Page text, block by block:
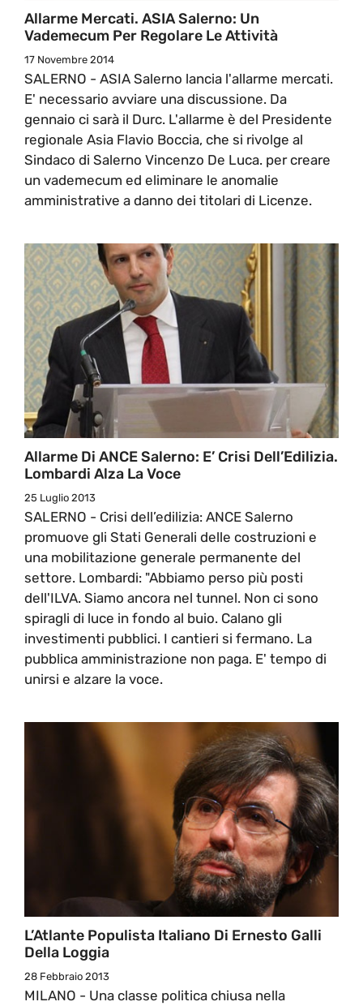
Allarme Mercati. ASIA Salerno: Un
Vademecum Per Regolare Le Attività
17 Novembre 2014
SALERNO - ASIA Salerno lancia l'allarme mercati.
E' necessario avviare una discussione. Da
gennaio ci sarà il Durc. L'allarme è del Presidente
regionale Asia Flavio Boccia, che si rivolge al
Sindaco di Salerno Vincenzo De Luca. per creare
un vademecum ed eliminare le anomalie
amministrative a danno dei titolari di Licenze.
Allarme Di ANCE Salerno: E’ Crisi Dell’Edilizia.
Lombardi Alza La Voce
25 Luglio 2013
SALERNO - Crisi dell’edilizia: ANCE Salerno
promuove gli Stati Generali delle costruzioni e
una mobilitazione generale permanente del
settore. Lombardi: "Abbiamo perso più posti
dell'ILVA. Siamo ancora nel tunnel. Non ci sono
spiragli di luce in fondo al buio. Calano gli
investimenti pubblici. I cantieri si fermano. La
pubblica amministrazione non paga. E' tempo di
unirsi e alzare la voce.
L’Atlante Populista Italiano Di Ernesto Galli
Della Loggia
28 Febbraio 2013
MILANO - Una classe politica chiusa nella